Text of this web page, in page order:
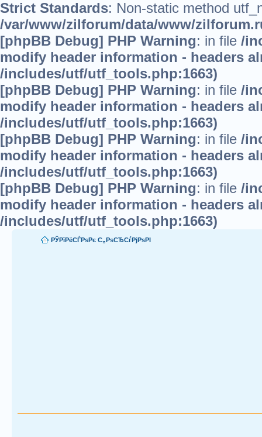
Strict Standards: Non-static method
/var/www/zilforum/data/www/
[phpBB Debug] PHP Warning: in file /
modify header information - headers
/includes/utf/utf_tools.php:1663)
[phpBB Debug] PHP Warning: in file /
modify header information - headers
/includes/utf/utf_tools.php:1663)
[phpBB Debug] PHP Warning: in file /
modify header information - headers
/includes/utf/utf_tools.php:1663)
[phpBB Debug] PHP Warning: in file /
modify header information - headers
/includes/utf/utf_tools.php:1663)
РЎРїРёСЃРѕРє С„РѕСЂСѓРјРѕРІ